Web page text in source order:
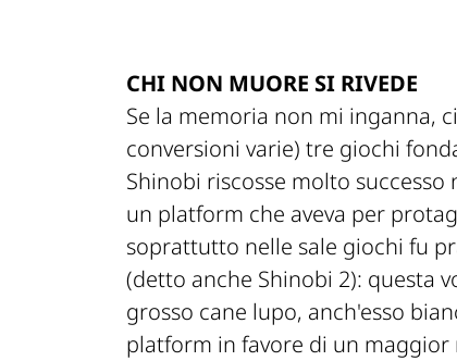
CHI NON MUORE SI RIVEDE
Se la memoria non mi inganna,
conversioni varie) tre giochi
Shinobi riscosse molto
un platform che aveva per
soprattutto nelle sale giochi fu
(detto anche Shinobi 2): questa
grosso cane lupo, anch'esso
platform in favore di un